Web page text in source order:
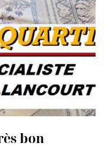
bon